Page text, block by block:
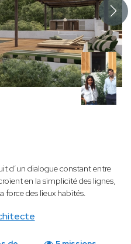
d’un dialogue constant entre
en la simplicité des lignes,
force des lieux habités.